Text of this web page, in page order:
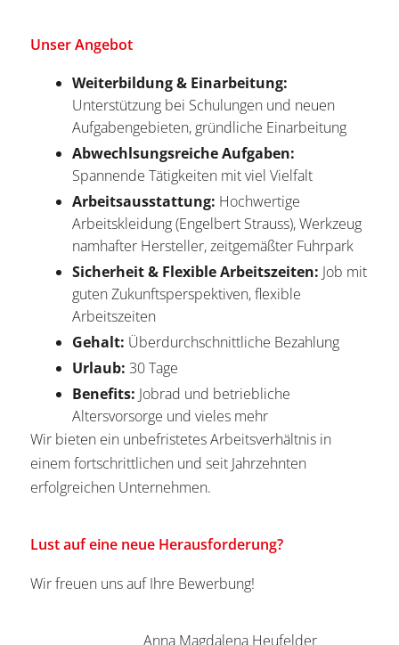
Unser Angebot
Weiterbildung & Einarbeitung:
Unterstützung bei Schulungen und neuen
Aufgabengebieten, gründliche Einarbeitung
Abwechlsungsreiche Aufgaben:
Spannende Tätigkeiten mit viel Vielfalt
Arbeitsausstattung: Hochwertige
Arbeitskleidung (Engelbert Strauss), Werkzeug
namhafter Hersteller, zeitgemäßter Fuhrpark
Sicherheit & Flexible Arbeitszeiten: Job mit
guten Zukunftsperspektiven, flexible
Arbeitszeiten
Gehalt: Überdurchschnittliche Bezahlung
Urlaub: 30 Tage
Benefits: Jobrad und betriebliche
Altersvorsorge und vieles mehr
Wir bieten ein unbefristetes Arbeitsverhältnis in
einem fortschrittlichen und seit Jahrzehnten
erfolgreichen Unternehmen.
Lust auf eine neue Herausforderung?
Wir freuen uns auf Ihre Bewerbung!
Anna Magdalena Heufelder